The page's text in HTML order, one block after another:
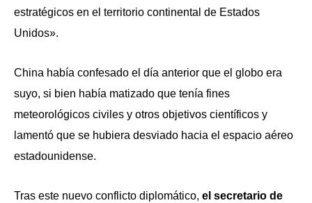
estratégicos en el territorio continental de Estados
Unidos».
China había confesado el día anterior que el globo era
suyo, si bien había matizado que tenía fines
meteorológicos civiles y otros objetivos científicos y
lamentó que se hubiera desviado hacia el espacio aéreo
estadounidense.
Tras este nuevo conflicto diplomático, el secretario de